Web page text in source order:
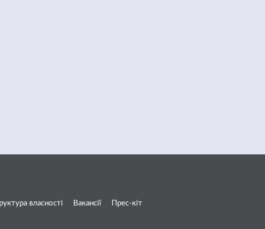
власності Вакансії
Прес-кіт